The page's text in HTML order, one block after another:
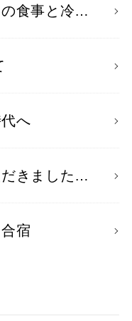
の食事と冷…
へ
きました…
宿